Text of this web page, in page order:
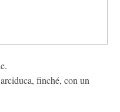
finché, con un